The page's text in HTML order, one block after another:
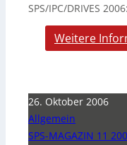
SPS/IPC/DRIVES
Weitere
26. Oktober 2006
Allgemein
SPS-MAGAZIN 11